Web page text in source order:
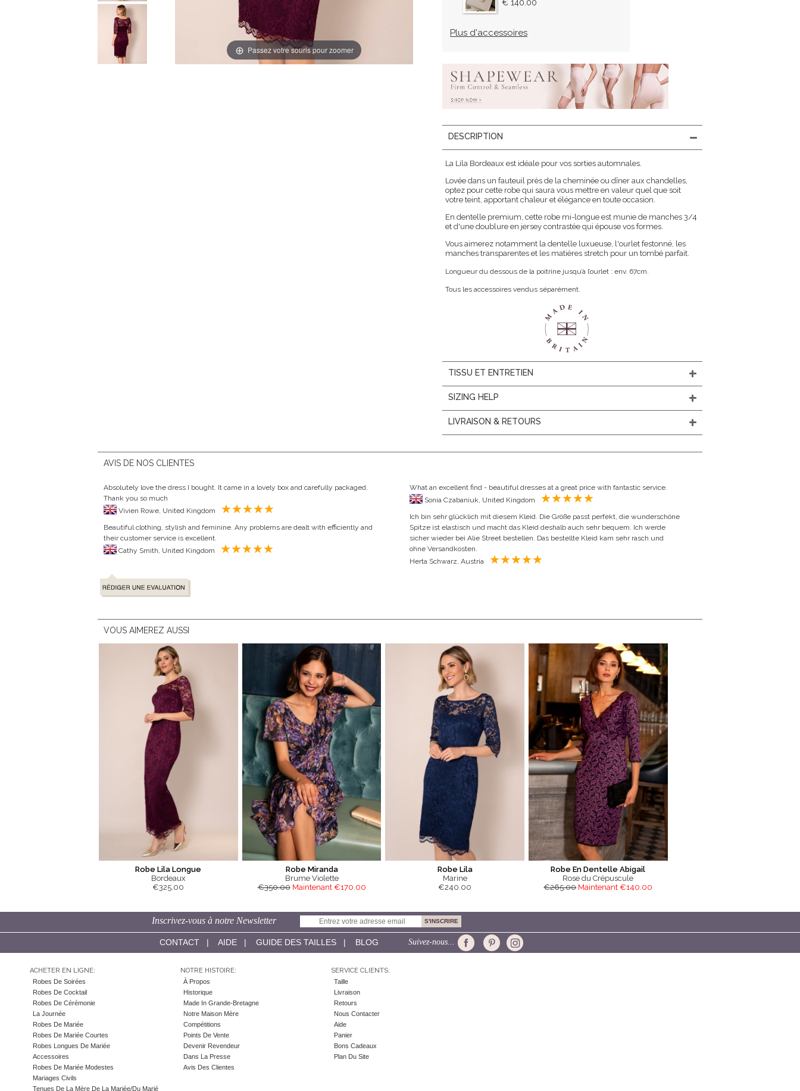
Passez votre souris pour zoomer
€ 140.00
Plus d'accessoires
DESCRIPTION
La Lila Bordeaux est idéale pour vos sorties automnales.
Lovée dans un fauteuil près de la cheminée ou dîner aux chandelles,
optez pour cette robe qui saura vous mettre en valeur quel que soit
votre teint, apportant chaleur et élégance en toute occasion.
En dentelle premium, cette robe mi-longue est munie de manches 3/4
et d'une doublure en jersey contrastée qui épouse vos formes.
Vous aimerez notamment la dentelle luxueuse, l'ourlet festonné, les
manches transparentes et les matières stretch pour un tombé parfait.
Longueur du dessous de la poitrine jusqu’à l’ourlet : env. 67cm.
Tous les accessoires vendus séparément.
TISSU ET ENTRETIEN
SIZING HELP
LIVRAISON & RETOURS
AVIS DE NOS CLIENTES
Absolutely love the dress I bought. It came in a lovely box and carefully packaged.
Thank you so much
Beautiful clothing, stylish and feminine. Any problems are dealt with efficiently and
their customer service is excellent.
What an excellent find - beautiful dresses at a great price with fantastic service.
Ich bin sehr glücklich mit diesem Kleid. Die Größe passt perfekt, die wunderschöne
Spitze ist elastisch und macht das Kleid deshalb auch sehr bequem. Ich werde
sicher wieder bei Alie Street bestellen. Das bestellte Kleid kam sehr rasch und
ohne Versandkosten.
VOUS AIMEREZ AUSSI
Robe Lila Longue
Bordeaux
€325.00
Robe Miranda
Brume Violette
€350.00 Maintenant €170.00
Robe Lila
Marine
€240.00
Robe En Dentelle Abigail
Rose du Crépuscule
€265.00 Maintenant €140.00
Inscrivez-vous à notre Newsletter
CONTACT| AIDE| GUIDE DES TAILLES| BLOG Suivez-nous...
ACHETER EN LIGNE:
Robes De Soirées
Robes De Cocktail
Robes De Cérémonie
La Journée
Robes De Mariée
Robes De Mariée Courtes
Robes Longues De Mariée
Accessoires
Robes De Mariée Modestes
Mariages Civils
Tenues De La Mère De La Mariée/du Marié
NOTRE HISTOIRE:
À Propos
Historique
Made In Grande-Bretagne
Notre Maison Mère
Compétitions
Points De Vente
Devenir Revendeur
Dans La Presse
Avis Des Clientes
SERVICE CLIENTS:
Taille
Livraison
Retours
Nous Contacter
Aide
Panier
Bons Cadeaux
Plan Du Site